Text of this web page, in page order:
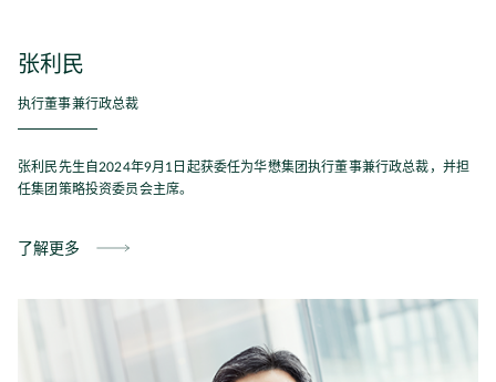
张利民
执行董事兼行政总裁
张利民先生自2024年9月1日起获委任为华懋集团执行董事兼行政总裁，并担
任集团策略投资委员会主席。
了解更多